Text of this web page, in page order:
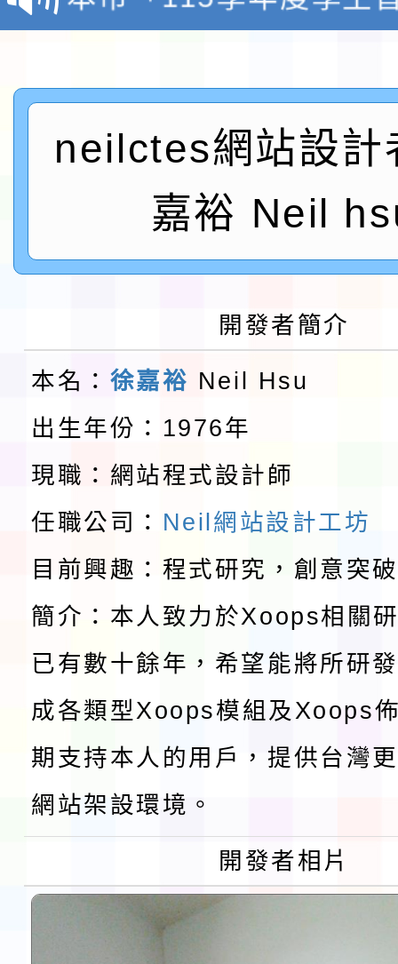
程安排一案
「桃園市補助參觀特色
展演活動實施計畫」
請一案
社團法人中華民國畫廊
026 ART TAIPEI臺北
會」之「藝術教育日」
本校115學年度第1學
第2次招考代課鐘點教
告(採1次公告分次招考)
115 年度兒童課後照
錦標賽」海洋艇及
域)，申請變更地點
計畫」公費接種對象擴
115學年度迎新活動暨
函轉桃園市童軍會辦理
童軍小隊長訓練營活動
檢送「桃園市115學年
賽實施要點」1份
本市「115學年度學生
程安排一案
「桃園市補助參觀特色
展演活動實施計畫」
請一案
社團法人中華民國畫廊
026 ART TAIPEI臺北
會」之「藝術教育日」
本校115學年度第1學
第2次招考代課鐘點教
告(採1次公告分次招考)
115 年度兒童課後照顧
0 小時業訓練課程
「115年桃園市運動會
錦標賽」海洋艇及
域)，申請變更地點
「114-115年度
計畫」公費接種對象擴
115學年度迎新活動暨
會活動流程表
函轉桃園市童軍會辦
neilctes網站設計
嘉裕 Neil
開發者簡介
本名： 徐嘉裕 Neil Hsu
出生年份：1976年
現職：網站程式設計師
任職公司： Neil網站設計工坊
目前興趣：程式研究，創意突
簡介：本人致力於Xoops相關
已有數十餘年，希望能將所研
成各類型Xoops模組及Xoops
期支持本人的用戶，提供台灣
網站架設環境。
開發者相片